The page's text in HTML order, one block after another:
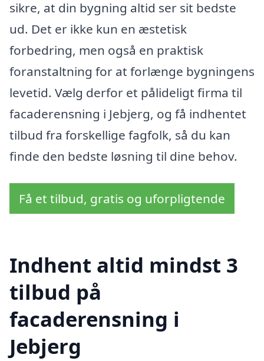
sikre, at din bygning altid ser sit bedste
ud. Det er ikke kun en æstetisk
forbedring, men også en praktisk
foranstaltning for at forlænge bygningens
levetid. Vælg derfor et pålideligt firma til
facaderensning i Jebjerg, og få indhentet
tilbud fra forskellige fagfolk, så du kan
finde den bedste løsning til dine behov.
Få et tilbud, gratis og uforpligtende
Indhent altid mindst 3
tilbud på
facaderensning i
Jebjerg